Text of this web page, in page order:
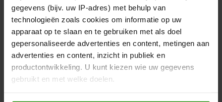
gegevens (bijv. uw IP-adres) met behulp van
technologieën zoals cookies om informatie op uw
apparaat op te slaan en te gebruiken met als doel
gepersonaliseerde advertenties en content, metingen aan
advertenties en content, inzicht in publiek en
productontwikkeling. U kunt kiezen wie uw gegevens
gebruikt en met welke doelen.